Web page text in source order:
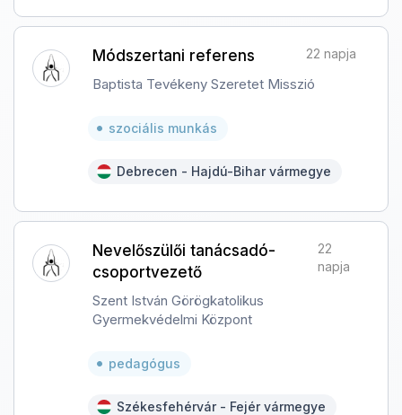
Módszertani referens 22 napja
Baptista Tevékeny Szeretet Misszió
szociális munkás
Debrecen - Hajdú-Bihar vármegye
Nevelőszülői tanácsadó-
csoportvezető
22
napja
Szent István Görögkatolikus
Gyermekvédelmi Központ
pedagógus
Székesfehérvár - Fejér vármegye